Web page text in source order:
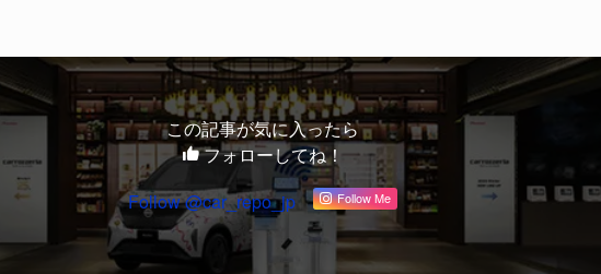
この記事が気に入ったら
フォローしてね！
Follow @car_repo_jp
Follow Me